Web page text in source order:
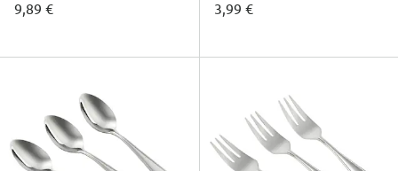
9,89 € 3,99 €